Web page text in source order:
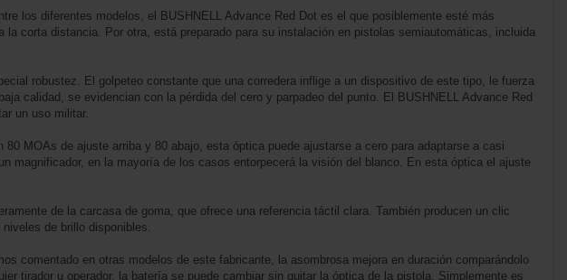
los diferentes modelos, el BUSHNELL Advance Red Dot es el que posiblemente esté más
corta distancia. Por otra, está preparado para su instalación en pistolas semiautomáticas, incluida
robustez. El golpeteo constante que una corredera inflige a un dispositivo de este tipo, le fuerza
calidad, se evidencian con la pérdida del cero y parpadeo del punto. El BUSHNELL Advance Red
un uso militar.
MOAs de ajuste arriba y 80 abajo, esta óptica puede ajustarse a cero para adaptarse a casi
magnificador, en la mayoría de los casos entorpecerá la visión del blanco. En esta óptica el ajuste
de la carcasa de goma, que ofrece una referencia táctil clara. También producen un clic
de brillo disponibles.
comentado en otras modelos de este fabricante, la asombrosa mejora en duración comparándolo
tirador u operador, la batería se puede cambiar sin quitar la óptica de la pistola. Simplemente es